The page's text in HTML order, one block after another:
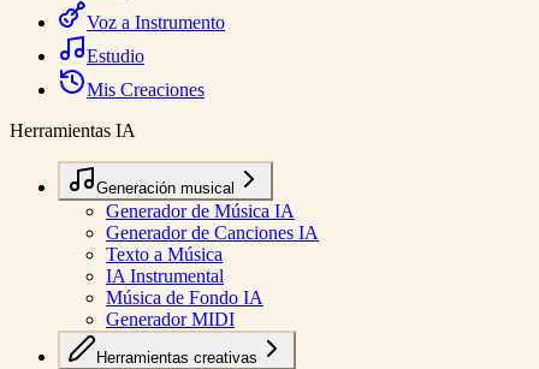
Voz a Instrumento
Estudio
Mis Creaciones
Herramientas IA
Generación musical
Generador de Música IA
Generador de Canciones IA
Texto a Música
IA Instrumental
Música de Fondo IA
Generador MIDI
Herramientas creativas